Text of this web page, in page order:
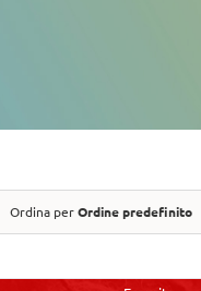
Ordina perOrdine predefinito